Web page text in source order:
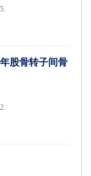
股骨转子间骨